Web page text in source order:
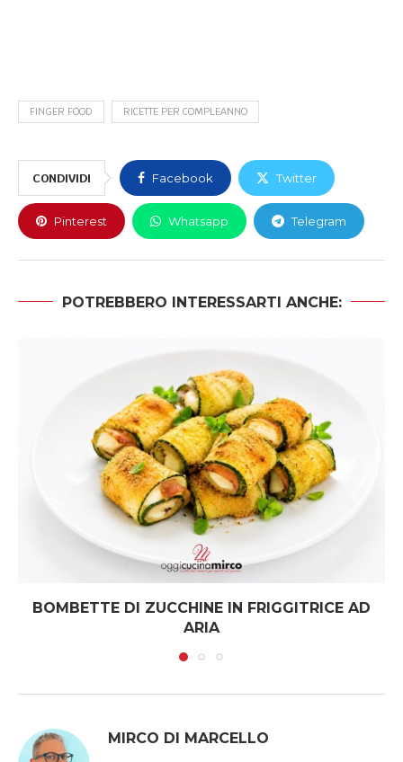
FINGER FOOD RICETTE PER COMPLEANNO
CONDIVIDI Facebook Twitter
Pinterest Whatsapp Telegram
POTREBBERO INTERESSARTI ANCHE:
BOMBETTE DI ZUCCHINE IN FRIGGITRICE AD
ARIA
MIRCO DI MARCELLO